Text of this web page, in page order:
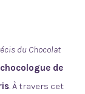
du Chocolat
chocologue de
. À travers cet